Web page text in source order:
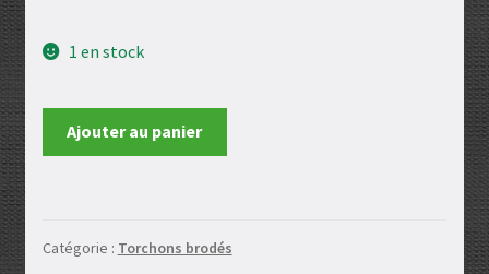
1 en stock
Ajouter au panier
Catégorie : Torchons brodés